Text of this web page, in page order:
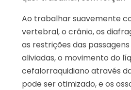
Ao trabalhar suavemente
vertebral, o crânio, os
as restrições das
aliviadas, o movimento do
cefalorraquidiano através
pode ser otimizado, e os